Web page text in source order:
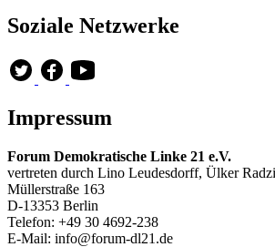
Soziale Netzwerke
Impressum
Forum Demokratische Linke 21 e.V.
vertreten durch Lino Leudesdorff, Ülker
Müllerstraße 163
D-13353 Berlin
Telefon: +49 30 4692-238
E-Mail: info@forum-dl21.de